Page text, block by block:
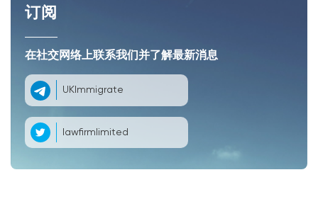
订阅
在社交网络上联系我们并了解最新消息
UKImmigrate
lawfirmlimited